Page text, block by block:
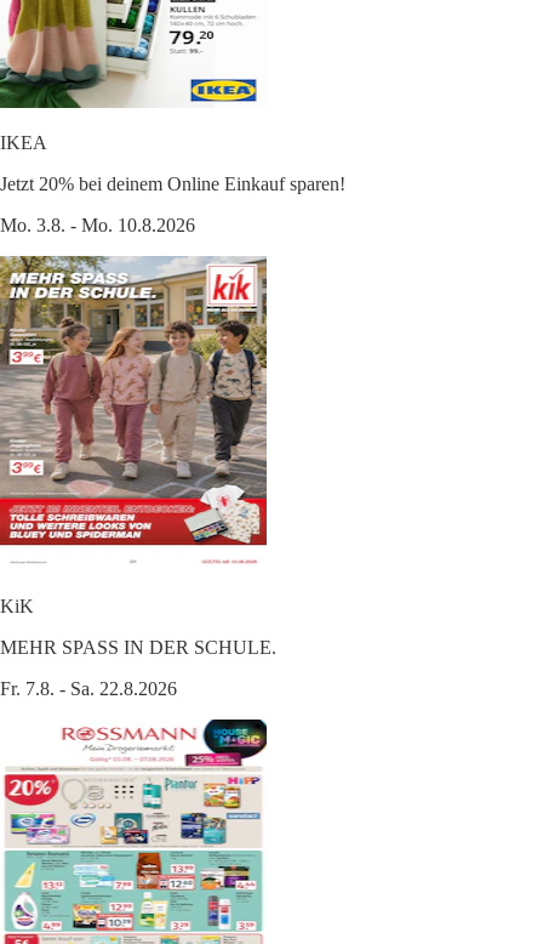
IKEA
Jetzt 20% bei deinem Online Einkauf sparen!
Mo. 3.8. - Mo. 10.8.2026
KiK
MEHR SPASS IN DER SCHULE.
Fr. 7.8. - Sa. 22.8.2026